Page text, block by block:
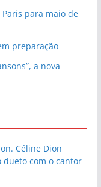
para maio de
preparação
a nova
Céline Dion
dueto com o cantor